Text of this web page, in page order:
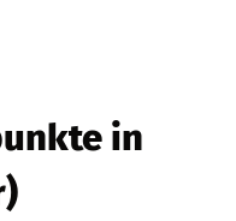
in